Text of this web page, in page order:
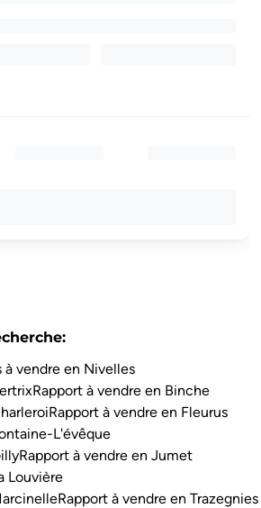
:
à vendre en Nivelles
Rapport à vendre en Binche
Rapport à vendre en Fleurus
L'évêque
Rapport à vendre en Jumet
Louvière
Rapport à vendre en Trazegnies